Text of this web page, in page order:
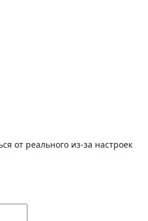
от реального из-за настроек